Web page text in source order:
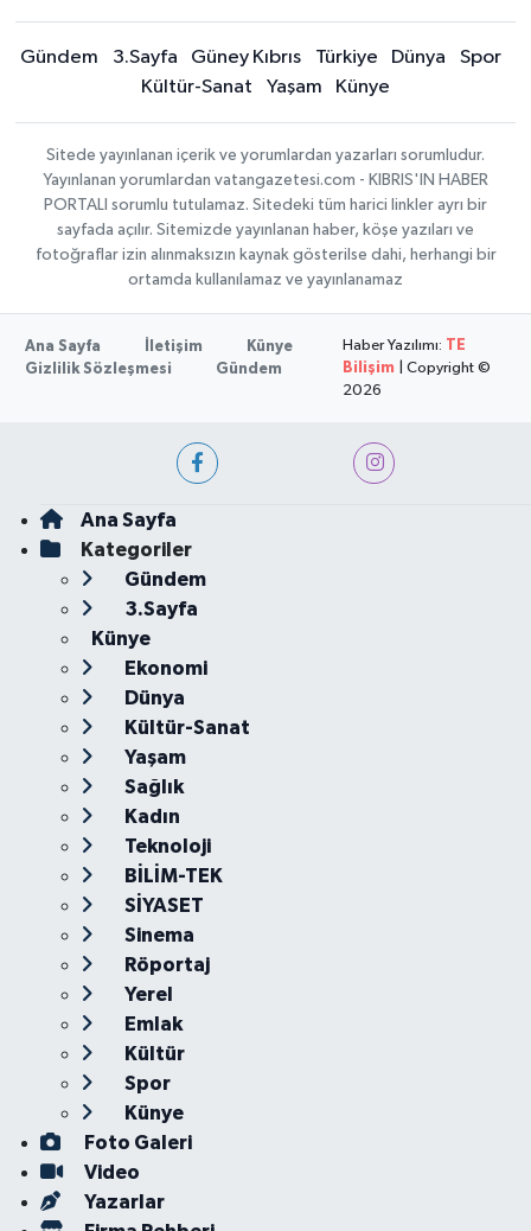
Gündem 3.Sayfa Güney Kıbrıs Türkiye Dünya
Spor
Kültür-Sanat
Yaşam Künye
Sitede yayınlanan içerik ve yorumlardan yazarları sorumludur.
Yayınlanan yorumlardan vatangazetesi.com - KIBRIS'IN HABER
PORTALI sorumlu tutulamaz. Sitedeki tüm harici linkler ayrı bir
sayfada açılır. Sitemizde yayınlanan haber, köşe yazıları ve
fotoğraflar izin alınmaksızın kaynak gösterilse dahi, herhangi bir
ortamda kullanılamaz ve yayınlanamaz
Ana Sayfa İletişim
Künye
Gizlilik Sözleşmesi
Gündem
Haber Yazılımı:
TE
Bilişim | Copyright ©
2026
Ana Sayfa
Kategoriler
Gündem
3.Sayfa
Künye
Ekonomi
Dünya
Kültür-Sanat
Yaşam
Sağlık
Kadın
Teknoloji
BİLİM-TEK
SİYASET
Sinema
Röportaj
Yerel
Emlak
Kültür
Spor
Künye
Foto Galeri
Video
Yazarlar